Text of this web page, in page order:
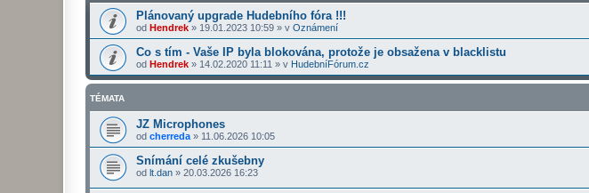
Plánovaný upgrade Hudebního fóra !!!
od Hendrek » 19.01.2023 10:59 » v Oznámení
Co s tím - Vaše IP byla blokována, protože je obsažena v blacklistu
od Hendrek » 14.02.2020 11:11 » v HudebníFórum.cz
TÉMATA
JZ Microphones
od cherreda » 11.06.2026 10:05
Snímání celé zkušebny
od lt.dan » 20.03.2026 16:23